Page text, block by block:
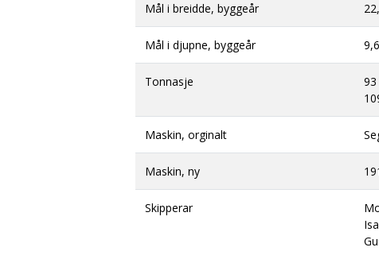
Mål i breidde, byggeår
Mål i djupne, byggeår
Tonnasje
Maskin, orginalt
Maskin, ny
Skipperar